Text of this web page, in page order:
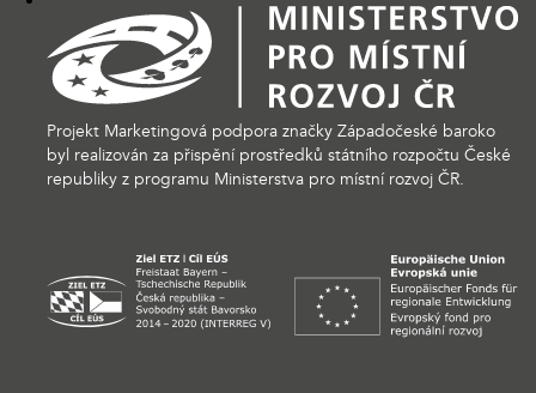
Projekt Marketingová podpora značky Západočeské baroko
byl realizován za přispění prostředků státního rozpočtu České
republiky z programu Ministerstva pro místní rozvoj ČR.